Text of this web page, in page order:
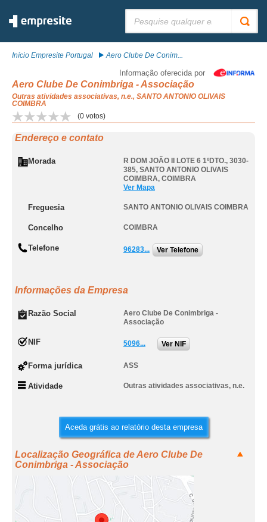
Início Empresite Portugal Aero Clube De Conim...
Informação oferecida por
Aero Clube De Conimbriga - Associação
Outras atividades associativas, n.e., SANTO ANTONIO OLIVAIS
COIMBRA
(0 votos)
Endereço e contato
Morada
R DOM JOÃO II LOTE 6 1ºDTO., 3030-
385, SANTO ANTONIO OLIVAIS
COIMBRA, COIMBRA
Ver Mapa
Freguesia SANTO ANTONIO OLIVAIS COIMBRA
Concelho COIMBRA
Telefone 96283... Ver Telefone
Informações da Empresa
Razão Social
Aero Clube De Conimbriga -
Associação
NIF 5096... Ver NIF
Forma jurídica ASS
Atividade Outras atividades associativas, n.e.
Aceda grátis ao relatório desta empresa
Localização Geográfica de Aero Clube De
Conimbriga - Associação